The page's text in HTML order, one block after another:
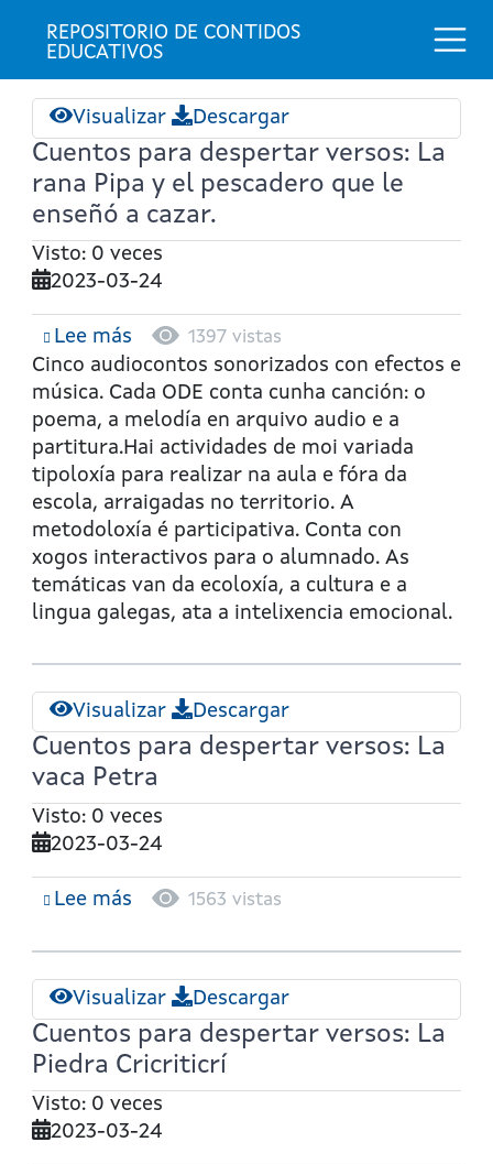
REPOSITORIO DE CONTIDOS
EDUCATIVOS
Visualizar Descargar
Cuentos para despertar versos: La
rana Pipa y el pescadero que le
enseñó a cazar.
Visto: 0 veces
2023-03-24
Lee más sobre
Cuentos
para
despertar
versos:
La
rana
Pipa
y
el
pescadero
le
enseñó
a
cazar.
1397 vistas
Cinco audiocontos sonorizados con efectos e
música. Cada ODE conta cunha canción: o
poema, a melodía en arquivo audio e a
partitura.Hai actividades de moi variada
tipoloxía para realizar na aula e fóra da
escola, arraigadas no territorio. A
metodoloxía é participativa. Conta con
xogos interactivos para o alumnado. As
temáticas van da ecoloxía, a cultura e a
lingua galegas, ata a intelixencia emocional.
Visualizar Descargar
Cuentos para despertar versos: La
vaca Petra
Visto: 0 veces
2023-03-24
Lee más sobre
para
despertar
versos:
La
vaca
Petra
1563 vistas
Visualizar Descargar
Cuentos para despertar versos: La
Piedra Cricriticrí
Visto: 0 veces
2023-03-24